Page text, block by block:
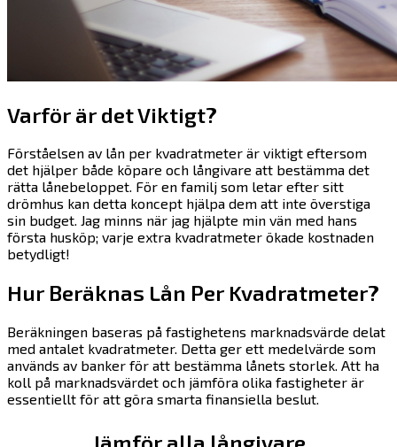
Varför är det Viktigt?
Förståelsen av lån per kvadratmeter är viktigt eftersom
det hjälper både köpare och långivare att bestämma det
rätta lånebeloppet. För en familj som letar efter sitt
drömhus kan detta koncept hjälpa dem att inte överstiga
sin budget. Jag minns när jag hjälpte min vän med hans
första husköp; varje extra kvadratmeter ökade kostnaden
betydligt!
Hur Beräknas Lån Per Kvadratmeter?
Beräkningen baseras på fastighetens marknadsvärde delat
med antalet kvadratmeter. Detta ger ett medelvärde som
används av banker för att bestämma lånets storlek. Att ha
koll på marknadsvärdet och jämföra olika fastigheter är
essentiellt för att göra smarta finansiella beslut.